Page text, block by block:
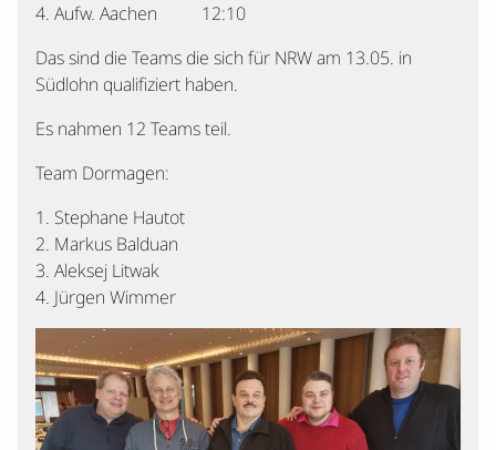
4. Aufw. Aachen 12:10
Das sind die Teams die sich für NRW am 13.05. in
Südlohn qualifiziert haben.
Es nahmen 12 Teams teil.
Team Dormagen:
1. Stephane Hautot
2. Markus Balduan
3. Aleksej Litwak
4. Jürgen Wimmer